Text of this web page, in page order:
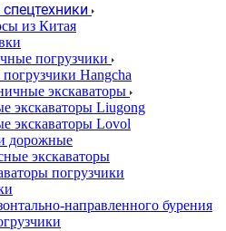
из Китая
погрузчики
Hangcha
экскаваторы
экскаваторы Liugong
экскаваторы Lovol
дорожные
экскаваторы
погрузчики
направленного бурения